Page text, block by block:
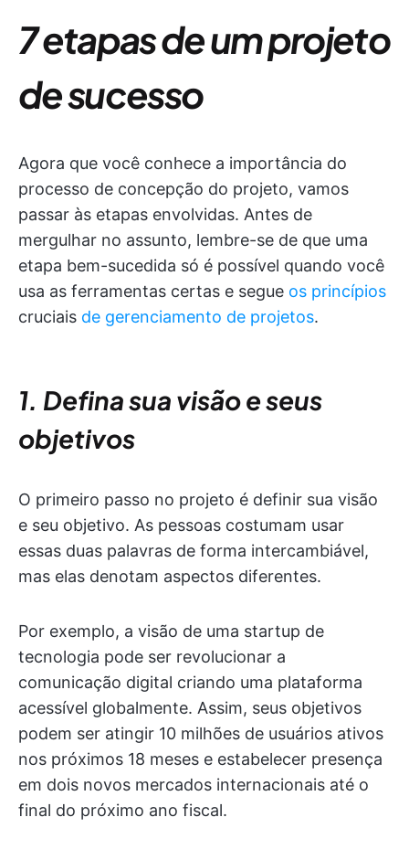
7 etapas de um projeto
de sucesso
Agora que você conhece a importância do
processo de concepção do projeto, vamos
passar às etapas envolvidas. Antes de
mergulhar no assunto, lembre-se de que uma
etapa bem-sucedida só é possível quando você
usa as ferramentas certas e segue os princípios
cruciais de gerenciamento de projetos.
1. Defina sua visão e seus
objetivos
O primeiro passo no projeto é definir sua visão
e seu objetivo. As pessoas costumam usar
essas duas palavras de forma intercambiável,
mas elas denotam aspectos diferentes.
Por exemplo, a visão de uma startup de
tecnologia pode ser revolucionar a
comunicação digital criando uma plataforma
acessível globalmente. Assim, seus objetivos
podem ser atingir 10 milhões de usuários ativos
nos próximos 18 meses e estabelecer presença
em dois novos mercados internacionais até o
final do próximo ano fiscal.